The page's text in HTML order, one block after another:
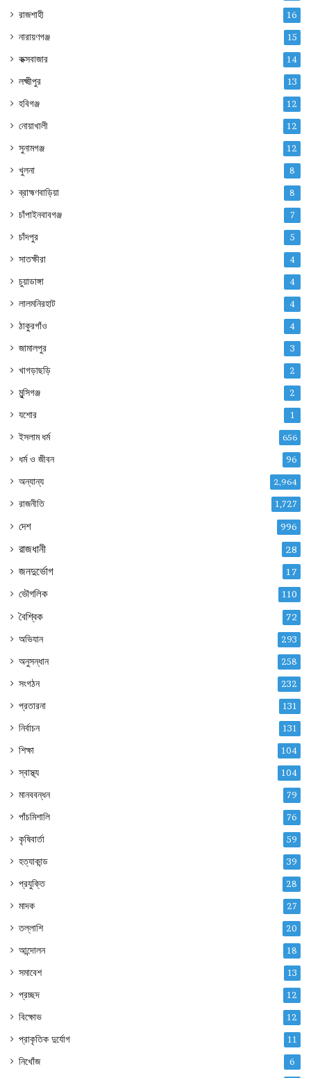
রাজশাহী 16
নারায়ণগঞ্জ 15
কক্সবাজার 14
লক্ষ্মীপুর 13
হবিগঞ্জ 12
নোয়াখালী 12
সুনামগঞ্জ 12
খুলনা 8
ব্রাহ্মণবাড়িয়া 8
চাঁপাইনবাবগঞ্জ 7
চাঁদপুর 5
সাতক্ষীরা 4
চুয়াডাঙ্গা 4
লালমনিরহাট 4
ঠাকুরগাঁও 4
জামালপুর 3
খাগড়াছড়ি 2
মুন্সিগঞ্জ 2
যশোর 1
ইসলাম ধর্ম 656
ধর্ম ও জীবন 96
অন্যান্য 2,964
রাজনীতি 1,727
দেশ 996
রাজধানী 28
জনদুর্ভোগ 17
ভৌগলিক 110
বৈশ্বিক 72
অভিযান 293
অনুসন্ধান 258
সংগঠন 232
প্রতারনা 131
নির্বাচন 131
শিক্ষা 104
স্বাস্থ্য 104
মানববন্ধন 79
পাঁচমিশালি 76
কৃষিবার্তা 59
হত্যাকান্ড 39
প্রযুক্তি 28
মাদক 27
তল্লাশি 20
আন্দোলন 18
সমাবেশ 13
প্রচ্ছদ 12
বিক্ষোভ 12
প্রাকৃতিক দুর্যোগ 11
নিখোঁজ 6